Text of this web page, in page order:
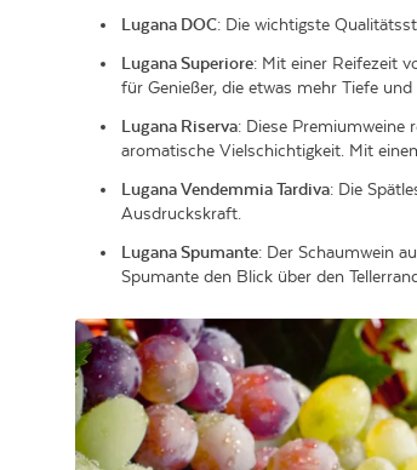
Lugana DOC: Die wichtigste
Lugana Superiore: Mit einer Reifezeit
für Genießer, die etwas mehr Tiefe
Lugana Riserva: Diese Premiumweine
aromatische Vielschichtigkeit. Mit
Lugana Vendemmia Tardiva: Die
Ausdruckskraft.
Lugana Spumante: Der Schaumwein
Spumante den Blick über den